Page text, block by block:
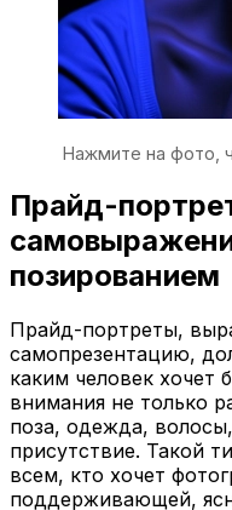
Нажмите на фото,
позированием
самопрезентацию,
каким человек хочет
внимания не только
поза, одежда,
присутствие. Такой
всем, кто хочет
поддерживающей,
выбранной